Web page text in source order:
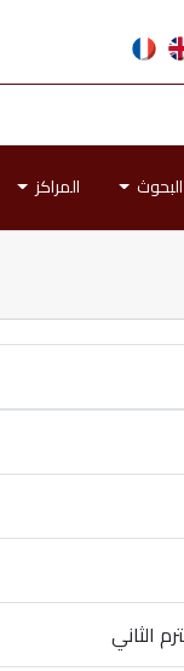
البحوث المراكز
الثاني